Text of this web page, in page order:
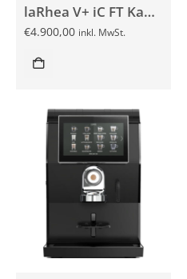
laRhea V+ iC FT Kaffeevollautomat
€4.900,00 inkl. MwSt.